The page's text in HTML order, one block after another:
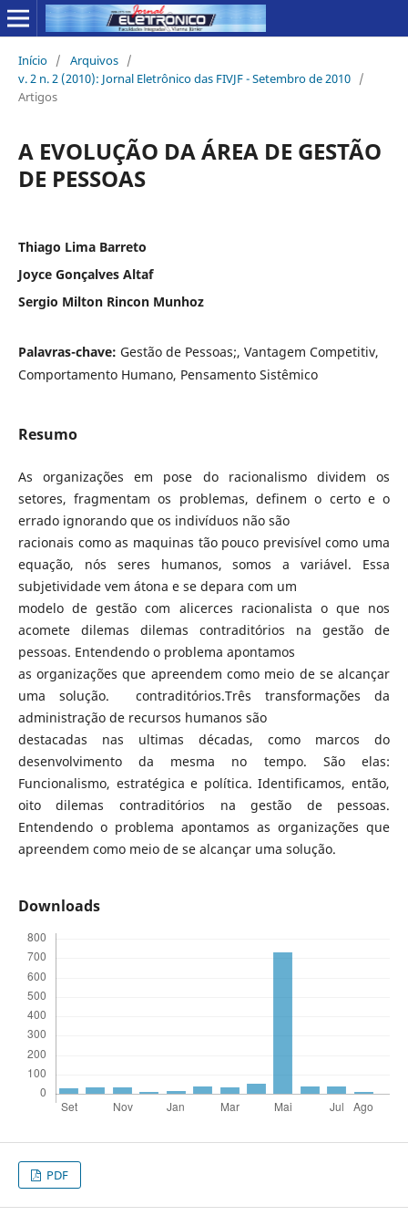
Início / Arquivos /
v. 2 n. 2 (2010): Jornal Eletrônico das FIVJF - Setembro de 2010 /
Artigos
A EVOLUÇÃO DA ÁREA DE GESTÃO
DE PESSOAS
Thiago Lima Barreto
Joyce Gonçalves Altaf
Sergio Milton Rincon Munhoz
Palavras-chave: Gestão de Pessoas;, Vantagem Competitiv,
Comportamento Humano, Pensamento Sistêmico
Resumo
As organizações em pose do racionalismo dividem os
setores, fragmentam os problemas, definem o certo e o
errado ignorando que os indivíduos não são
racionais como as maquinas tão pouco previsível como uma
equação, nós seres humanos, somos a variável. Essa
subjetividade vem átona e se depara com um
modelo de gestão com alicerces racionalista o que nos
acomete dilemas dilemas contraditórios na gestão de
pessoas. Entendendo o problema apontamos
as organizações que apreendem como meio de se alcançar
uma solução. contraditórios.Três transformações da
administração de recursos humanos são
destacadas nas ultimas décadas, como marcos do
desenvolvimento da mesma no tempo. São elas:
Funcionalismo, estratégica e política. Identificamos, então,
oito dilemas contraditórios na gestão de pessoas.
Entendendo o problema apontamos as organizações que
apreendem como meio de se alcançar uma solução.
Downloads
PDF